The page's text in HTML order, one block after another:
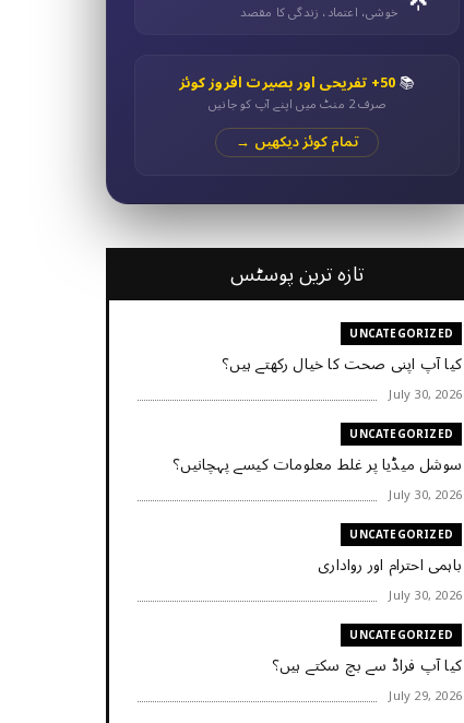
خوشی، اعتماد، زندگی کا مقصد
📚50+ تفریحی اور بصیرت افروز کوئز
صرف 2 منٹ میں اپنے آپ کو جانیں
تمام کوئز دیکھیں →
تازہ ترین پوسٹس
UNCATEGORIZED
کیا آپ اپنی صحت کا خیال رکھتے ہیں؟
July 30, 2026
UNCATEGORIZED
سوشل میڈیا پر غلط معلومات کیسے پہچانیں؟
July 30, 2026
UNCATEGORIZED
باہمی احترام اور رواداری
July 30, 2026
UNCATEGORIZED
کیا آپ فراڈ سے بچ سکتے ہیں؟
July 29, 2026